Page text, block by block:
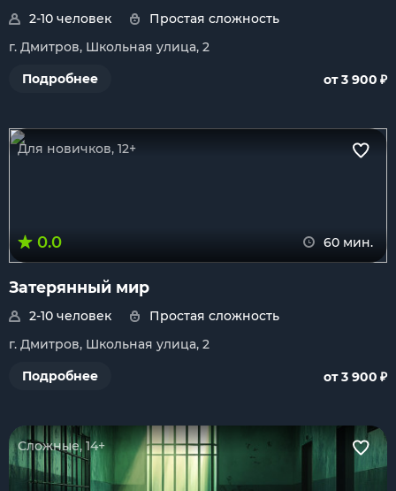
2-10 человек
Простая сложность
г. Дмитров, Школьная улица, 2
Подробнее
от 3 900 ₽
Для новичков, 12+
0.0 60 мин.
Затерянный мир
2-10 человек
Простая сложность
г. Дмитров, Школьная улица, 2
Подробнее
от 3 900 ₽
Сложные, 14+